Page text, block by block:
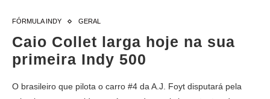
FÓRMULA INDY GERAL
Caio Collet larga hoje na sua
primeira Indy 500
O brasileiro que pilota o carro #4 da A.J. Foyt disputará pela